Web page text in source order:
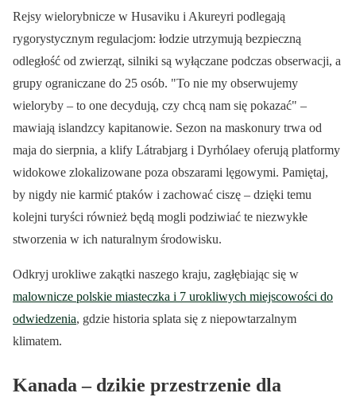
Rejsy wielorybnicze w Husaviku i Akureyri podlegają
rygorystycznym regulacjom: łodzie utrzymują bezpieczną
odległość od zwierząt, silniki są wyłączane podczas obserwacji, a
grupy ograniczane do 25 osób.
To nie my obserwujemy
wieloryby – to one decydują, czy chcą nam się pokazać
–
mawiają islandzcy kapitanowie. Sezon na maskonury trwa od
maja do sierpnia, a klify Látrabjarg i Dyrhólaey oferują platformy
widokowe zlokalizowane poza obszarami lęgowymi. Pamiętaj,
by nigdy nie karmić ptaków i zachować ciszę – dzięki temu
kolejni turyści również będą mogli podziwiać te niezwykłe
stworzenia w ich naturalnym środowisku.
Odkryj urokliwe zakątki naszego kraju, zagłębiając się w
malownicze polskie miasteczka i 7 urokliwych miejscowości do
odwiedzenia, gdzie historia splata się z niepowtarzalnym
klimatem.
Kanada – dzikie przestrzenie dla